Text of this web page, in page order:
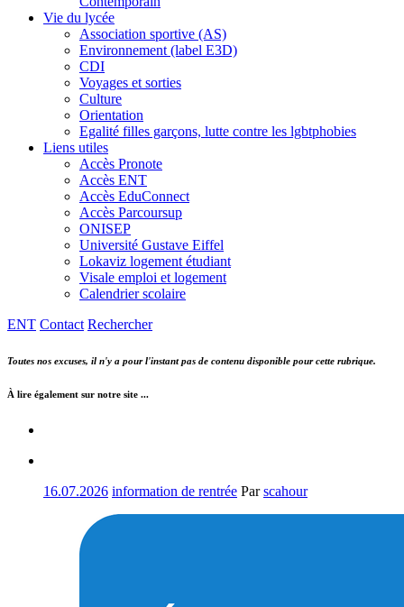
Vie du lycée
Association sportive (AS)
Environnement (label E3D)
CDI
Voyages et sorties
Culture
Orientation
Egalité filles garçons, lutte contre les lgbtphobies
Liens utiles
Accès Pronote
Accès ENT
Accès EduConnect
Accès Parcoursup
ONISEP
Université Gustave Eiffel
Lokaviz logement étudiant
Visale emploi et logement
Calendrier scolaire
ENT Contact Rechercher
Toutes nos excuses, il n'y a pour l'instant pas de contenu disponible pour cette rubrique.
À lire également sur notre site ...
16.07.2026 information de rentrée Parscahour